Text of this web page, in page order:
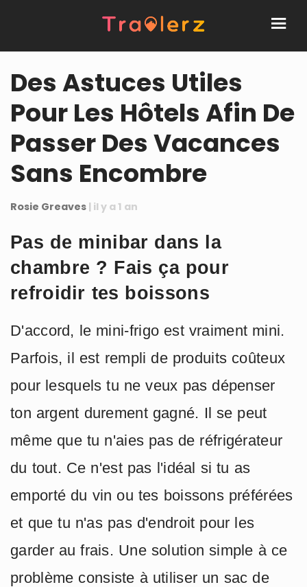
Des Astuces Utiles
Pour Les Hôtels Afin De
Passer Des Vacances
Sans Encombre
Rosie Greaves | il y a 1 an
Pas de minibar dans la
chambre ? Fais ça pour
refroidir tes boissons
D'accord, le mini-frigo est vraiment mini.
Parfois, il est rempli de produits coûteux
pour lesquels tu ne veux pas dépenser
ton argent durement gagné. Il se peut
même que tu n'aies pas de réfrigérateur
du tout. Ce n'est pas l'idéal si tu as
emporté du vin ou tes boissons préférées
et que tu n'as pas d'endroit pour les
garder au frais. Une solution simple à ce
problème consiste à utiliser un sac de